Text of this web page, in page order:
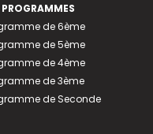
PROGRAMMES
de 6ème
de 5ème
de 4ème
de 3ème
de Seconde